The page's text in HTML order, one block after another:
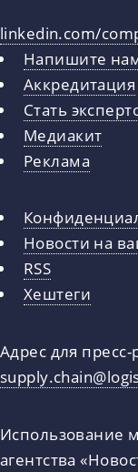
linkedin.com/
Напишите
Аккредитация
Стать
Медиакит
Реклама
Новости на
RSS
Хештеги
Адрес для пресс-
Использование
агентства